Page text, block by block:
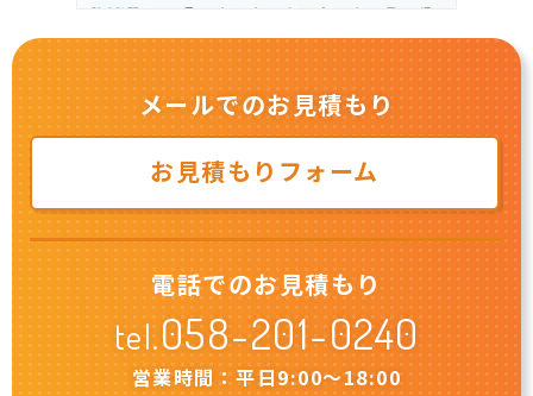
メールでのお見積もり
お見積もりフォーム
電話でのお見積もり
tel.058-201-0240
営業時間：平日9:00〜18:00